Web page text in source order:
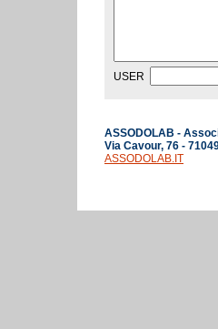
USER
ASSODOLAB -
Via Cavour, 76 -
ASSODOLAB.IT